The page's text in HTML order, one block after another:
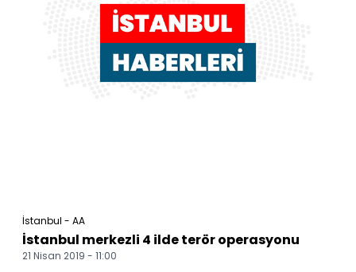
İstanbul - AA
İstanbul merkezli 4 ilde terör operasyonu
21 Nisan 2019 - 11:00